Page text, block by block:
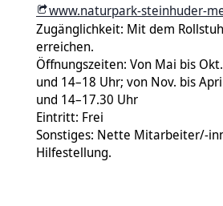
www.naturpark-steinhuder-
Zugänglichkeit: Mit dem
erreichen.
Öffnungszeiten: Von Mai bis
und 14–18 Uhr; von Nov. bis
und 14–17.30 Uhr
Eintritt: Frei
Sonstiges: Nette Mitarbeiter/-
Hilfestellung.